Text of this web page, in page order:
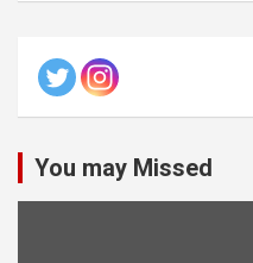
You may Missed